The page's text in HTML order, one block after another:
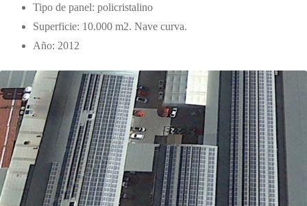
Tipo de panel: policristalino
Superficie: 10.000 m2. Nave curva.
Año: 2012